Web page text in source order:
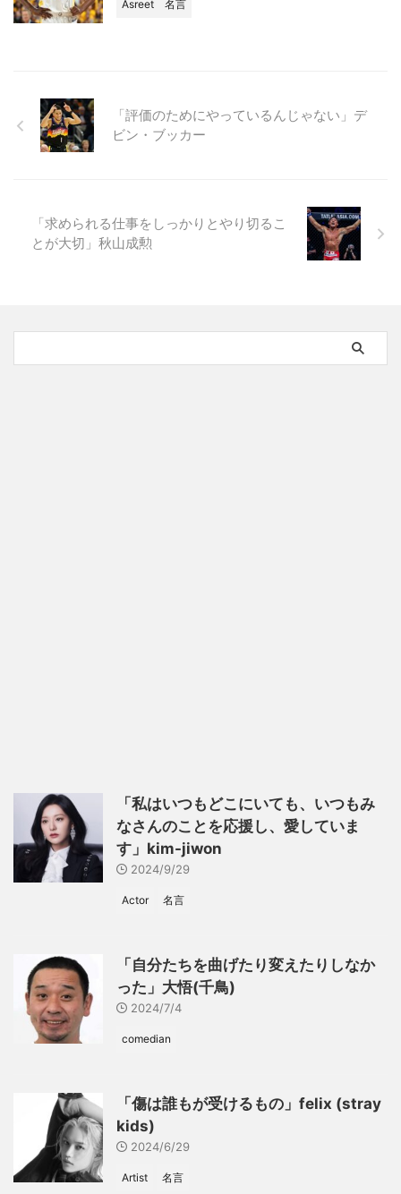
Asreet 名言
「評価のためにやっているんじゃない」デ
ビン・ブッカー
「求められる仕事をしっかりとやり切るこ
とが大切」秋山成勲
「私はいつもどこにいても、いつもみ
なさんのことを応援し、愛していま
す」kim-jiwon
2024/9/29
Actor 名言
「自分たちを曲げたり変えたりしなか
った」大悟(千鳥)
2024/7/4
comedian
「傷は誰もが受けるもの」felix (stray
kids)
2024/6/29
Artist 名言